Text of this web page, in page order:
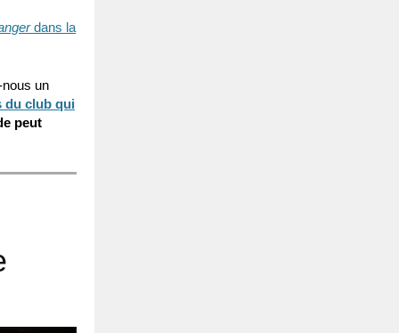
dans la
un
du club qui
peut